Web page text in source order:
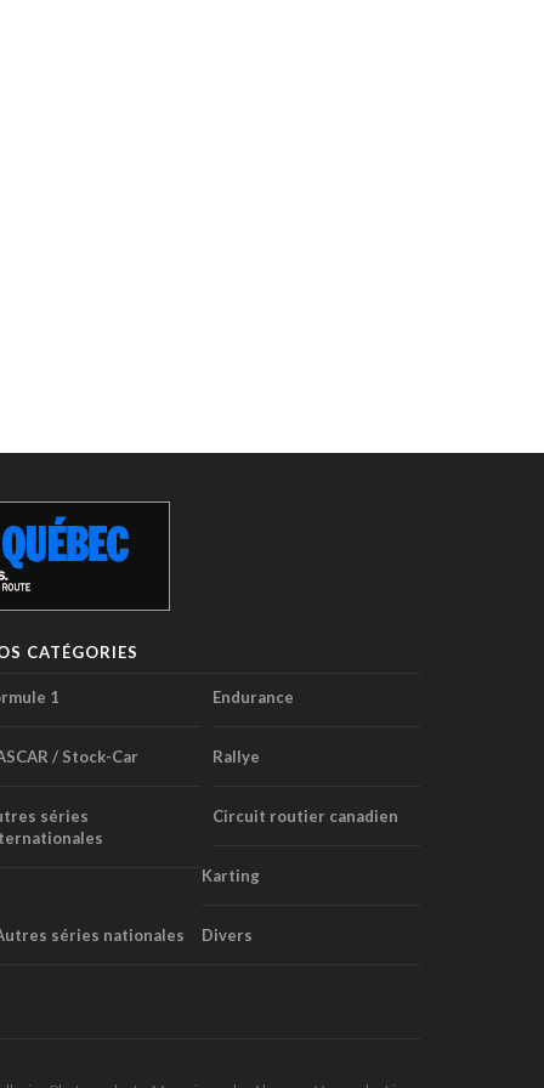
CATÉGORIES
1 Endurance
/ Stock-Car Rallye
séries
Circuit routier canadien
Karting
séries nationales Divers